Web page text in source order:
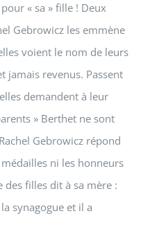
« sa » fille ! Deux
Gebrowicz les emmène
voient le nom de leurs
jamais revenus. Passent
demandent à leur
» Berthet ne sont
Rachel Gebrowicz répond
ni les honneurs
des filles dit à sa mère :
synagogue et il a